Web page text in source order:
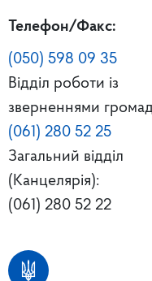
Телефон/Факс:
(050) 598 09 35
Відділ роботи із
зверненнями
(061) 280 52 25
Загальний відділ
(Канцелярія):
(061) 280 52 22